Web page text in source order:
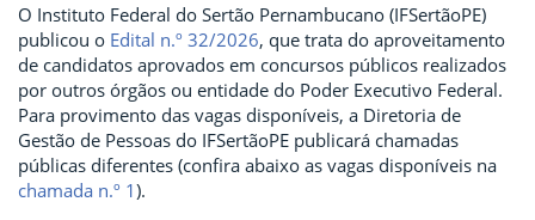
O Instituto Federal do Sertão Pernambucano (IFSertãoPE)
publicou o Edital n.º 32/2026, que trata do aproveitamento
de candidatos aprovados em concursos públicos realizados
por outros órgãos ou entidade do Poder Executivo Federal.
Para provimento das vagas disponíveis, a Diretoria de
Gestão de Pessoas do IFSertãoPE publicará chamadas
públicas diferentes (confira abaixo as vagas disponíveis na
chamada n.º 1).